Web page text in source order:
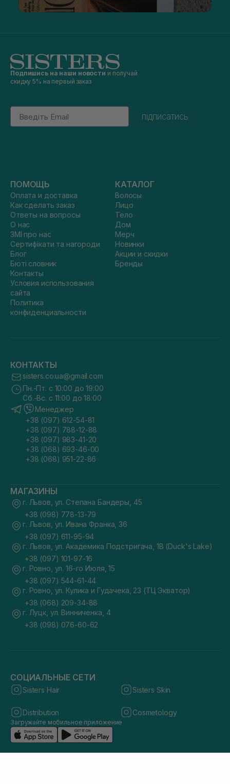
Подпишись на наши новости и получай
скидку 5% на первый заказ
Email
підписатись
ПОМОЩЬ
Оплата и доставка
Как сделать заказ
Ответы на вопросы
О нас
ЗМІ про нас
Сертифікати та нагороди
Блог
Бюті словник
Контакты
Условия использования
сайта
Политика
конфиденциальности
КАТАЛОГ
Волосы
Лицо
Тело
Дом
Мерч
Новинки
Акции и скидки
Бренды
КОНТАКТЫ
sisters.co.ua@gmail.com
Пн.-Пт. с 10:00 до 19:00
Сб.-Вс. с 11:00 до 18:00
Менеджер
+38 (097) 612-54-81
+38 (097) 788-12-88
+38 (097) 983-41-20
+38 (068) 693-46-00
+38 (068) 951-22-86
МАГАЗИНЫ
г. Львов, ул. Степана Бандеры, 45
+38 (098) 778-13-79
г. Львов, ул. Ивана Франка, 36
+38 (097) 611-95-94
г. Львов, ул. Академика Подстригача, 1В (Duck's Lake)
+38 (097) 101-97-16
г. Ровно, ул. 16-го Июля, 15
+38 (097) 544-61-44
г. Ровно, ул. Кулика и Гудачека, 23 (ТЦ Экватор)
+38 (068) 209-34-88
г. Луцк, ул. Винниченка, 4
+38 (098) 076-60-62
СОЦИАЛЬНЫЕ СЕТИ
Sisters Hair Sisters Skin
Distribution Cosmetology
Загружайте мобильное приложение